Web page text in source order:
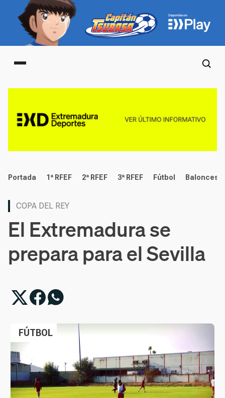
Main menu
deportes
Portada 1ª RFEF 2ª RFEF 3ª RFEF Fútbol Baloncesto
COPA DEL REY
El Extremadura se
prepara para el Sevilla
FÚTBOL